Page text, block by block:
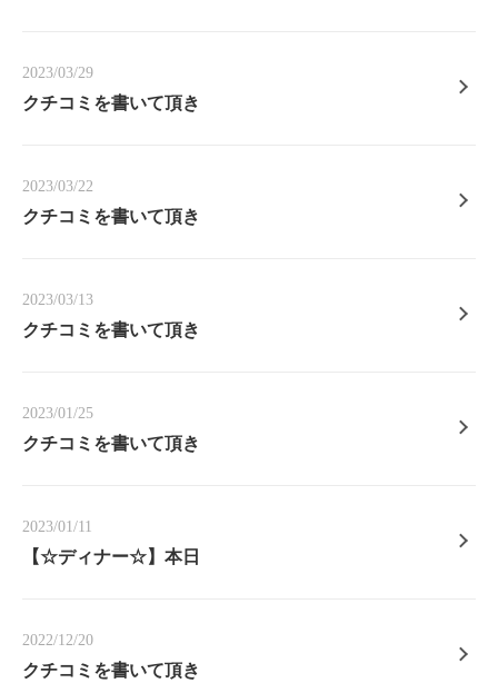
2023/03/29
クチコミを書いて頂き
2023/03/22
クチコミを書いて頂き
2023/03/13
クチコミを書いて頂き
2023/01/25
クチコミを書いて頂き
2023/01/11
【☆ディナー☆】本日
2022/12/20
クチコミを書いて頂き
お知らせ | 海鮮処 松月亭 博多本店
福岡県福岡市博多区博多駅中央街4-10-2F